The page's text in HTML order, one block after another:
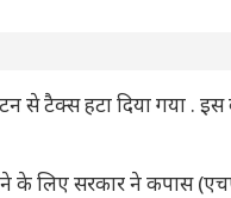
से टैक्स हटा दिया गया .
देने के लिए सरकार ने कपास